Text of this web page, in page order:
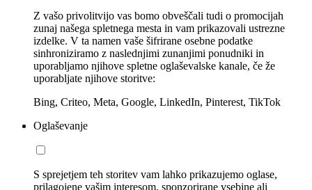
Z vašo privolitvijo vas bomo obveščali tudi o promocijah
zunaj našega spletnega mesta in vam prikazovali ustrezne
izdelke. V ta namen vaše šifrirane osebne podatke
sinhroniziramo z naslednjimi zunanjimi ponudniki in
uporabljamo njihove spletne oglaševalske kanale, če že
uporabljate njihove storitve:
Bing, Criteo, Meta, Google, LinkedIn, Pinterest, TikTok
Oglaševanje
S sprejetjem teh storitev vam lahko prikazujemo oglase,
prilagojene vašim interesom, sponzorirane vsebine ali